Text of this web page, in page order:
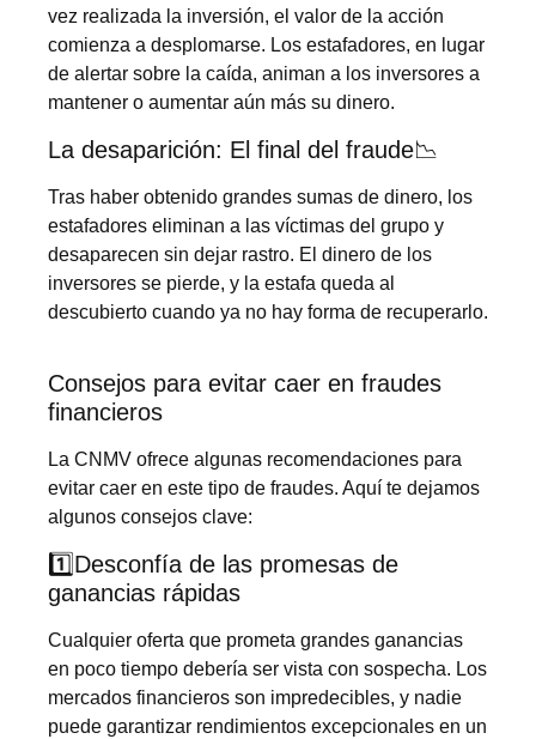
vez realizada la inversión, el valor de la acción
comienza a desplomarse. Los estafadores, en lugar
de alertar sobre la caída, animan a los inversores a
mantener o aumentar aún más su dinero.
La desaparición: El final del fraude📉
Tras haber obtenido grandes sumas de dinero, los
estafadores eliminan a las víctimas del grupo y
desaparecen sin dejar rastro. El dinero de los
inversores se pierde, y la estafa queda al
descubierto cuando ya no hay forma de recuperarlo.
Consejos para evitar caer en fraudes
financieros
La CNMV ofrece algunas recomendaciones para
evitar caer en este tipo de fraudes. Aquí te dejamos
algunos consejos clave:
1️⃣Desconfía de las promesas de
ganancias rápidas
Cualquier oferta que prometa grandes ganancias
en poco tiempo debería ser vista con sospecha. Los
mercados financieros son impredecibles, y nadie
puede garantizar rendimientos excepcionales en un